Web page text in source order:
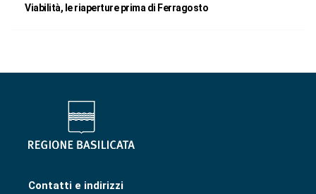
Viabilità, le riaperture prima di Ferragosto
Contatti e indirizzi